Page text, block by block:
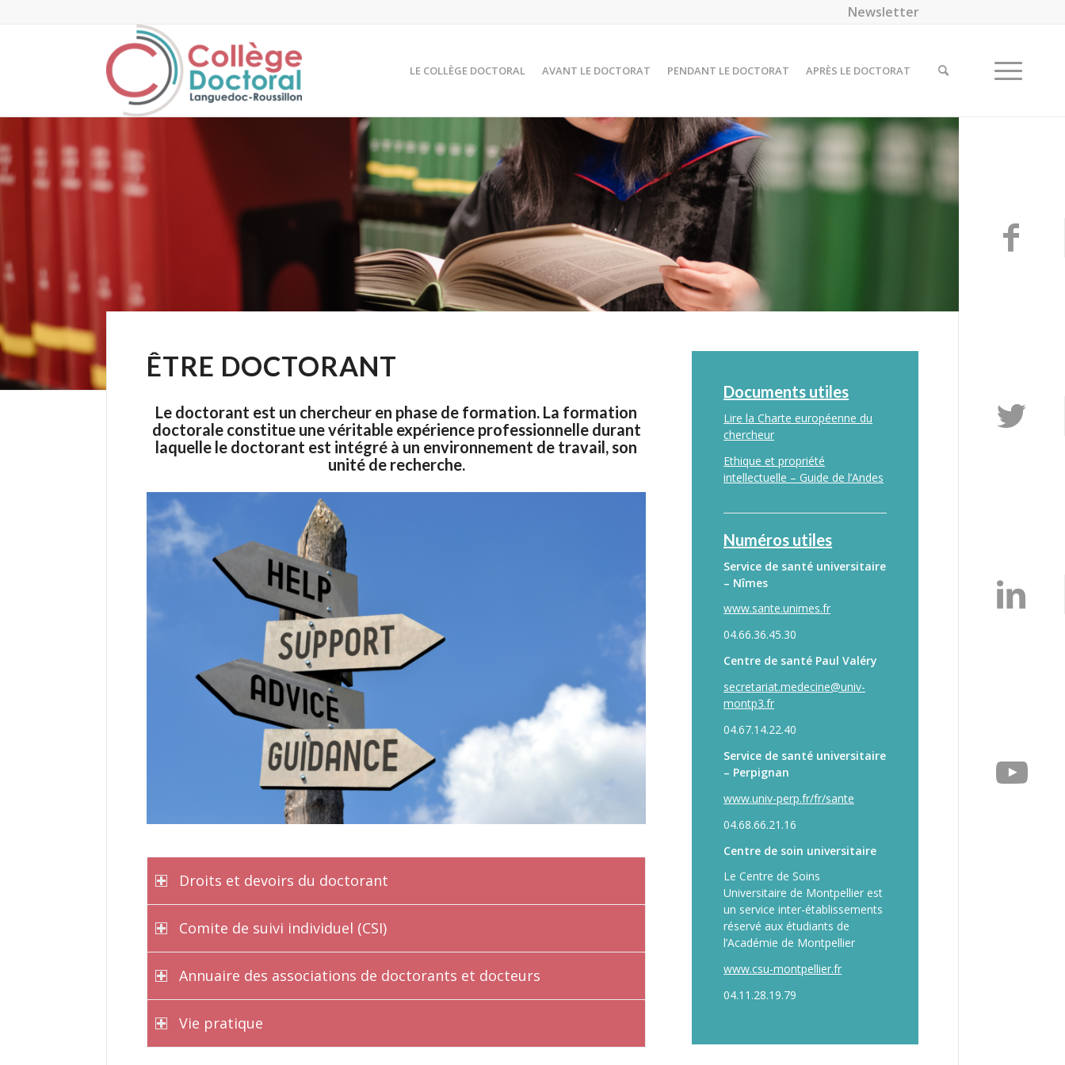
Newsletter
LE COLLÈGE DOCTORAL AVANT LE DOCTORAT PENDANT LE DOCTORAT APRÈS LE DOCTORAT
ÊTRE DOCTORANT
Le doctorant est un chercheur en phase de formation. La formation
doctorale constitue une véritable expérience professionnelle durant
laquelle le doctorant est intégré à un environnement de travail, son
unité de recherche.
Droits et devoirs du doctorant
Comite de suivi individuel (CSI)
Annuaire des associations de doctorants et docteurs
Vie pratique
Documents utiles
Lire la Charte européenne du
chercheur
Ethique et propriété
intellectuelle – Guide de l’Andes
Numéros utiles
Service de santé universitaire
– Nîmes
www.sante.unimes.fr
04.66.36.45.30
Centre de santé Paul Valéry
secretariat.medecine@univ-
montp3.fr
04.67.14.22.40
Service de santé universitaire
– Perpignan
www.univ-perp.fr/fr/sante
04.68.66.21.16
Centre de soin universitaire
Le Centre de Soins
Universitaire de Montpellier est
un service inter-établissements
réservé aux étudiants de
l’Académie de Montpellier
www.csu-montpellier.fr
04.11.28.19.79